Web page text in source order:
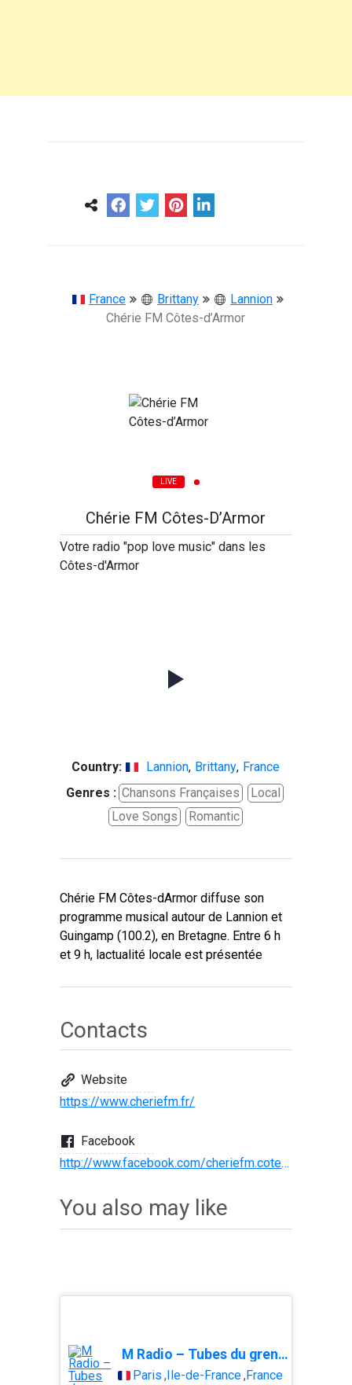
France Brittany
Lannion
Chérie FM Côtes-d’Armor
LIVE
Chérie FM Côtes-D’Armor
Votre radio "pop love music" dans les
Côtes-d'Armor
Country: Lannion, Brittany, France
Genres : Chansons Françaises
Local
Love Songs
Romantic
Chérie FM Côtes-dArmor diffuse son
programme musical autour de Lannion et
Guingamp (100.2), en Bretagne. Entre 6 h
et 9 h, lactualité locale est présentée
Contacts
Website
https://www.cheriefm.fr/
Facebook
http://www.facebook.com/cheriefm.cotesdarmor
You also may like
M Radio – Tubes du grenier
Paris , Île-de-France,France